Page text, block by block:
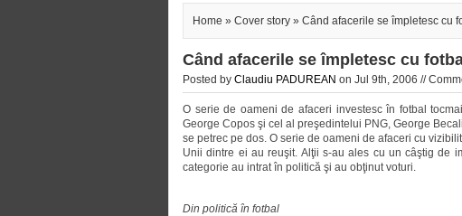
Home » Cover story » Când afacerile se împletesc cu
Când afacerile se împletesc cu
Posted by Claudiu PADUREAN on Jul 9th, 2006 //
O serie de oameni de afaceri investesc în fotbal
George Copos şi cel al preşedintelui PNG, George
se petrec pe dos. O serie de oameni de afaceri cu
Unii dintre ei au reuşit. Alţii s-au ales cu un câştig de
categorie au intrat în politică şi au obţinut voturi.
Din politică în fotbal